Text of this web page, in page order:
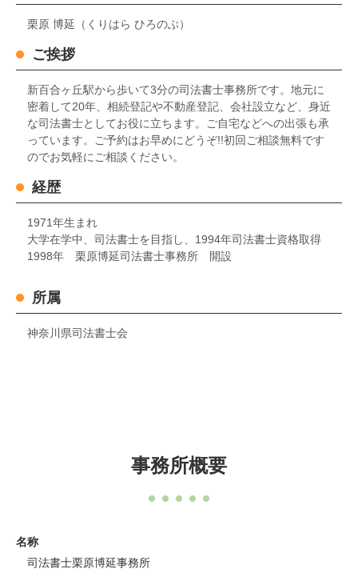
栗原 博延（くりはら ひろのぶ）
ご挨拶
新百合ヶ丘駅から歩いて3分の司法書士事務所です。地元に
密着して20年、相続登記や不動産登記、会社設立など、身近
な司法書士としてお役に立ちます。ご自宅などへの出張も承
っています。ご予約はお早めにどうぞ!!初回ご相談無料です
のでお気軽にご相談ください。
経歴
1971年生まれ
大学在学中、司法書士を目指し、1994年司法書士資格取得
1998年 栗原博延司法書士事務所 開設
所属
神奈川県司法書士会
事務所概要
名称
司法書士栗原博延事務所